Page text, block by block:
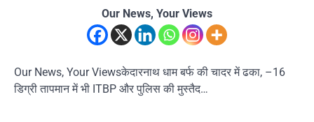
Our News, Your Views
Our News, Your Viewsकेदारनाथ धाम बर्फ की चादर में ढका, –16
डिग्री तापमान में भी ITBP और पुलिस की मुस्तैद…